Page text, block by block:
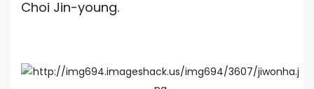
Choi Jin-young.